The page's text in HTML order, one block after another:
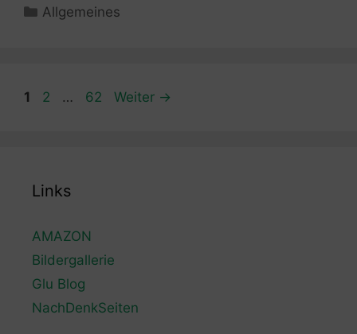
Kategorien
Allgemeines
Seite
1 Seite
2 … Seite
62 Weiter →
Links
AMAZON
Bildergallerie
Glu Blog
NachDenkSeiten